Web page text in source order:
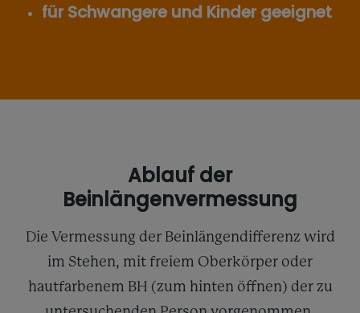
für Schwangere und Kinder geeignet
Ablauf der
Beinlängenvermessung
Die Vermessung der Beinlängendifferenz wird
im Stehen, mit freiem Oberkörper oder
hautfarbenem BH (zum hinten öffnen) der zu